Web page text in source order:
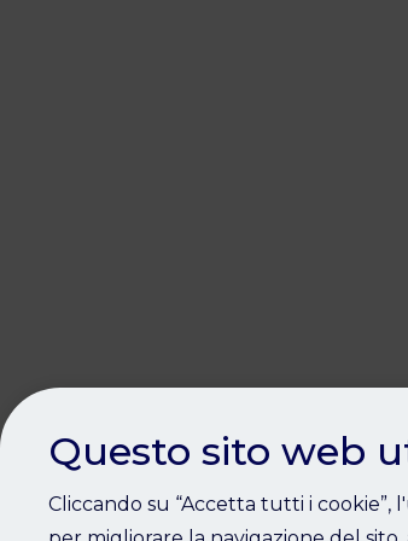
Questo sito web
Cliccando su “Accetta tutti i